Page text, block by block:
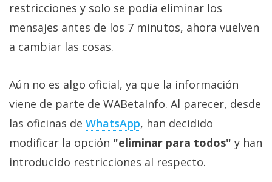
+
temas
Sorteos
Foros
Contacto
restricciones y solo se podía eliminar los
mensajes antes de los 7 minutos, ahora vuelven
a cambiar las cosas.
Aún no es algo oficial, ya que la información
viene de parte de WABetaInfo. Al parecer, desde
las oficinas de WhatsApp, han decidido
modificar la opción "eliminar para todos" y han
introducido restricciones al respecto.